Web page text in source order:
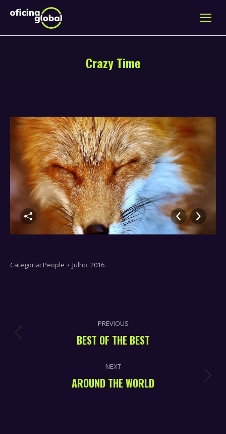
Crazy Time
Categoria: People Julho, 2016
NAVIGATION
PREVIOUS
Previous
BEST OF THE BEST
NEXT
Next
AROUND THE WORLD